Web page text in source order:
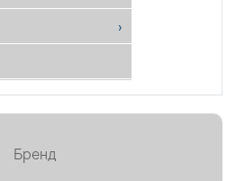
Бренд